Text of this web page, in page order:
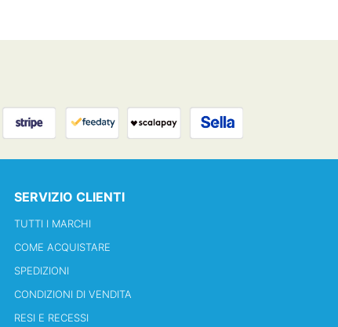
SERVIZIO CLIENTI
TUTTI I MARCHI
COME ACQUISTARE
SPEDIZIONI
CONDIZIONI DI VENDITA
RESI E RECESSI